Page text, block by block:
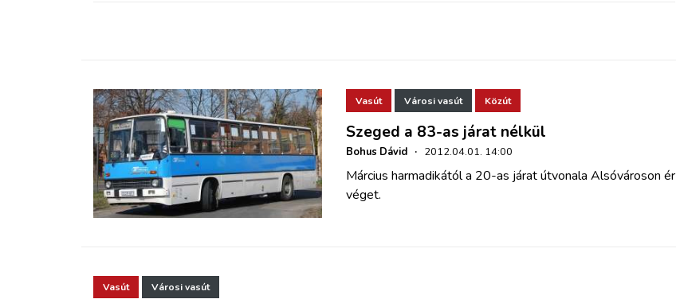
Vasút Városi vasút Közút
Szeged a 83-as járat nélkül
Bohus Dávid · 2012.04.01. 14:00
Március harmadikától a 20-as járat útvonala Alsóvároson ér
véget.
Vasút Városi vasút